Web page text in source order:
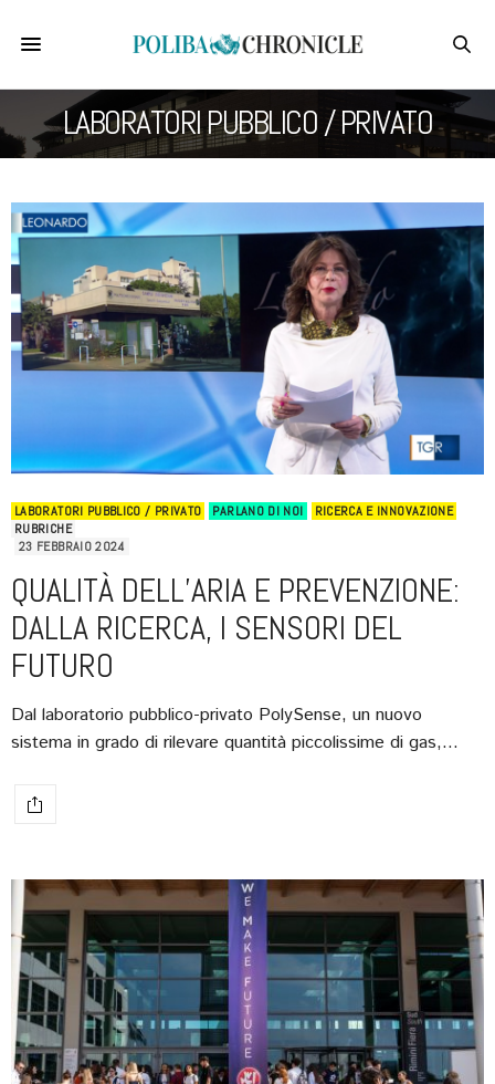
LABORATORI PUBBLICO / PRIVATO
LABORATORI PUBBLICO / PRIVATO PARLANO DI NOI
RICERCA E INNOVAZIONE
RUBRICHE
23 FEBBRAIO 2024
QUALITÀ DELL’ARIA E PREVENZIONE:
DALLA RICERCA, I SENSORI DEL
FUTURO
Dal laboratorio pubblico-privato PolySense, un nuovo
sistema in grado di rilevare quantità piccolissime di gas,…